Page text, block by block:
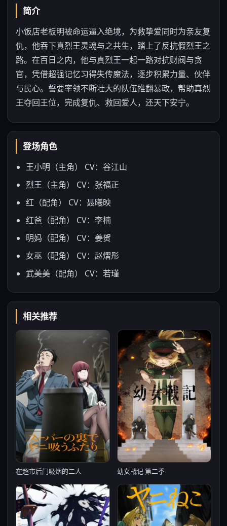
简介
小饭店老板明被命运逼入绝境，为救挚爱同时为亲友复
仇，他吞下真烈王灵魂与之共生，踏上了反抗假烈王之
路。在百日之内，他与真烈王一起一路对抗财阀与贪
官，凭借超强记忆习得失传魔法，逐步积累力量、伙伴
与民心。誓要率领不断壮大的队伍推翻暴政，帮助真烈
王夺回王位，完成复仇、救回爱人，还天下安宁。
登场角色
王小明（主角） CV：谷江山
烈王（主角） CV：张福正
红（配角） CV：聂曦映
红爸（配角） CV：李楠
明妈（配角） CV：姜贺
女巫（配角） CV：赵熠彤
武美美（配角） CV：若瑾
相关推荐
在超市后门吸烟的二人 幼女战记 第二季